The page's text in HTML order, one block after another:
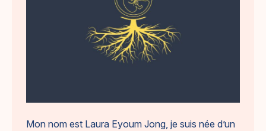
Mon nom est Laura Eyoum Jong, je suis née d’un